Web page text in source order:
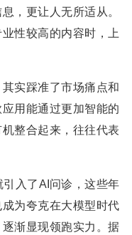
，更让人无所适从。
性较高的内容时，上
实踩准了市场痛点和
用能通过更加智能的
整合起来，往往代表
入了AI问诊，这些年
为夸克在大模型时代
渐显现领跑实力。据